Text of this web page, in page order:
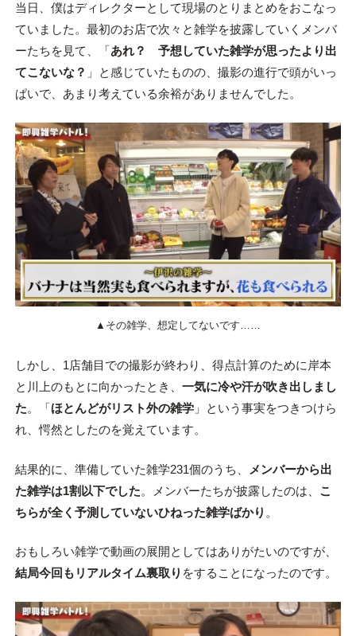
当日、僕はディレクターとして現場のとりまとめをおこなっ
ていました。最初のお店で次々と雑学を披露していくメンバ
ーたちを見て、「 あれ？ 予想していた雑学が思ったより出
てこないな？ 」と感じていたものの、撮影の進行で頭がいっ
ぱいで、あまり考えている余裕がありませんでした。
▲その雑学、想定してないです……
しかし、1店舗目での撮影が終わり、得点計算のために岸本
と川上のもとに向かったとき、 一気に冷や汗が吹き出しまし
た。「ほとんどがリスト外の雑学」という事実をつきつけら
れ、愕然としたのを覚えています。
結果的に、準備していた雑学231個のうち、
メンバーから出
た雑学は1割以下でした。メンバーたちが披露したのは、 こ
ちらが全く予測していないひねった雑学ばかり 。
おもしろい雑学で動画の展開としてはありがたいのですが、
結局今回もリアルタイム裏取り をすることになったのです。